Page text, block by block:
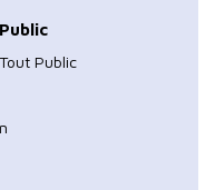
Public
Tout Public